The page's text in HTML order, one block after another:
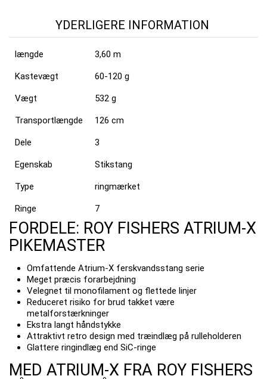
YDERLIGERE INFORMATION
længde 3,60 m
Kastevægt 60-120 g
Vægt 532 g
Transportlængde 126 cm
Dele 3
Egenskab Stikstang
Type ringmærket
Ringe 7
FORDELE: ROY FISHERS ATRIUM-X
PIKEMASTER
Omfattende Atrium-X ferskvandsstang serie
Meget præcis forarbejdning
Velegnet til monofilament og flettede linjer
Reduceret risiko for brud takket være
metalforstærkninger
Ekstra langt håndstykke
Attraktivt retro design med træindlæg på rulleholderen
Glattere ringindlæg end SiC-ringe
MED ATRIUM-X FRA ROY FISHERS